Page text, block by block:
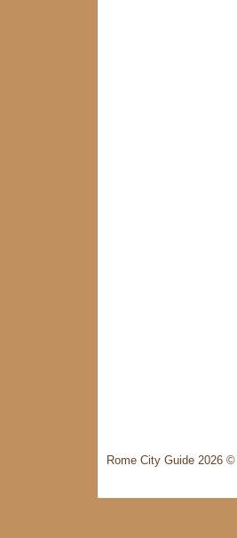
Rome City Guide 2026 ©